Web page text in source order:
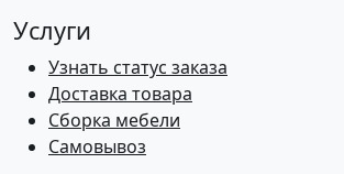
Услуги
Узнать статус заказа
Доставка товара
Сборка мебели
Самовывоз